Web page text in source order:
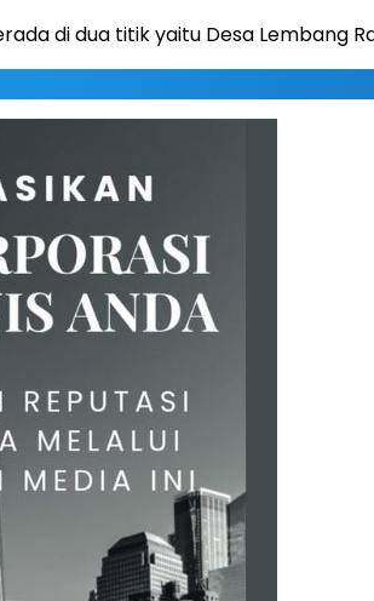
di dua titik yaitu Desa Lembang